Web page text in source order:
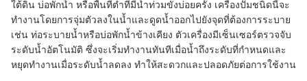
ใต้ดิน บ่อพักน้ำ หรือพื้นที่ต่ำที่มีน้ำท่วมขังบ่อยครั้ง เครื่องปั๊มชนิดนี้จะ
ทำงานโดยการจุ่มตัวลงในน้ำและดูดน้ำออกไปยังจุดที่ต้องการระบาย
เช่น ท่อระบายน้ำหรือบ่อพักน้ำข้างเคียง ตัวเครื่องมีเซ็นเซอร์ตรวจจับ
ระดับน้ำอัตโนมัติ ซึ่งจะเริ่มทำงานทันทีเมื่อน้ำถึงระดับที่กำหนดและ
หยุดทำงานเมื่อระดับน้ำลดลง ทำให้สะดวกและปลอดภัยต่อการใช้งาน